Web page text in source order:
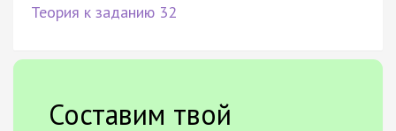
Теория к заданию 32
Составим твой